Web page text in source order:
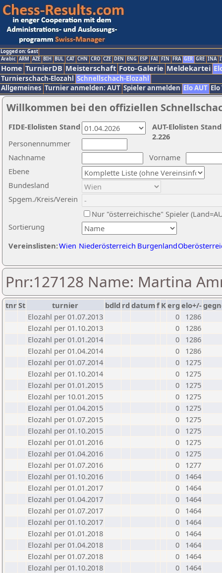
Logged on: Gast
Arabic ARM AZE BIH BUL CAT CHN CRO CZE DEN ENG ESP FAI FIN FRA GER GRE INA
Home TurnierDB Meisterschaft Foto-Galerie Meldekartei
Turnierschach-Elozahl Schnellschach-Elozahl
Allgemeines Turnier anmelden: AUT Spieler anmelden Elo AUT
Willkommen bei den offiziellen
Nachname
Vorname
Ebene
Sortierung
Personennummer
Bundesland
Spgem./Kreis/Verein
Nur "österreichische" Spieler
Vereinslisten:Wien Niederösterreich Burgenland
AUT-Elolisten
2.226
FIDE-Elolisten Stand
Pnr:127128 Name: Martina
tnrSt turnier bdld rd datumf Kerg elo+/-
Elozahl per 01.07.2013
0
1286
Elozahl per 01.10.2013
0
1286
Elozahl per 01.01.2014
0
1286
Elozahl per 01.04.2014
0
1286
Elozahl per 01.07.2014
0
1275
Elozahl per 01.10.2014
0
1275
Elozahl per 01.01.2015
0
1275
Elozahl per 10.01.2015
0
1275
Elozahl per 01.04.2015
0
1275
Elozahl per 01.07.2015
0
1275
Elozahl per 01.10.2015
0
1275
Elozahl per 01.01.2016
0
1275
Elozahl per 01.04.2016
0
1275
Elozahl per 01.07.2016
0
1277
Elozahl per 01.10.2016
0
1464
Elozahl per 01.01.2017
0
1464
Elozahl per 01.04.2017
0
1464
Elozahl per 01.07.2017
0
1464
Elozahl per 01.10.2017
0
1464
Elozahl per 01.01.2018
0
1464
Elozahl per 01.04.2018
0
1464
Elozahl per 01.07.2018
0
1464
Elozahl per 01.10.2018
0
1464